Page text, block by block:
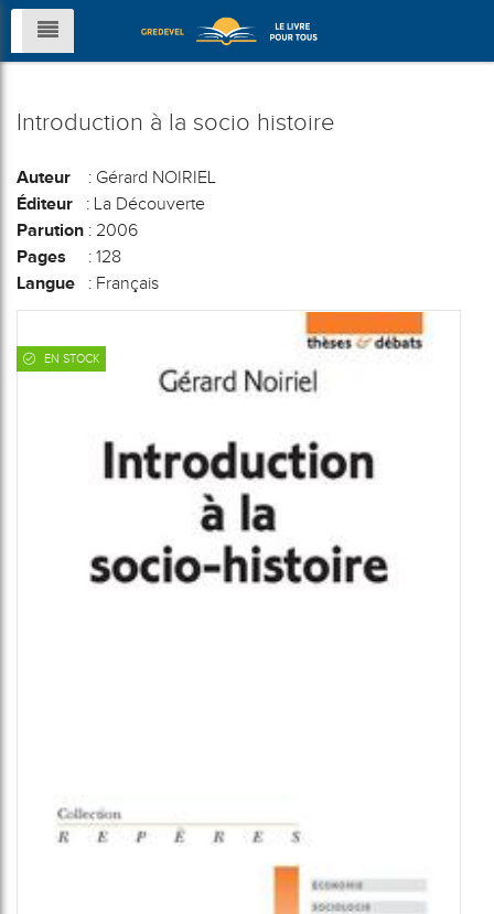
Introduction à la socio histoire
Auteur : Gérard NOIRIEL
Éditeur : La Découverte
Parution : 2006
Pages : 128
Langue : Français
EN STOCK